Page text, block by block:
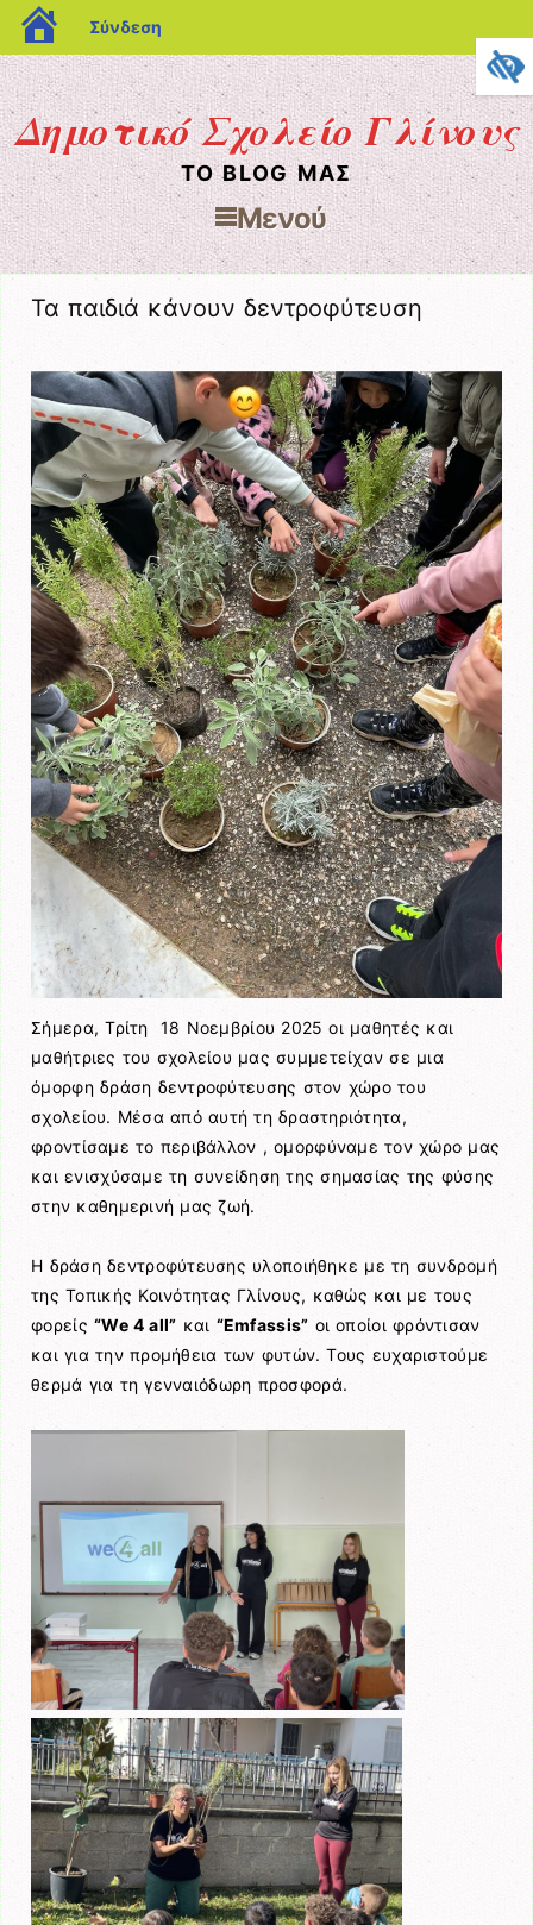
blogs.sch.gr
Σύνδεση
Δημοτικό Σχολείο Γλίνους
ΤΟ BLOG ΜΑΣ
Μενού
Μετάβαση στο περιεχόμενο
Τα παιδιά κάνουν δεντροφύτευση
Σήμερα, Τρίτη 18 Νοεμβρίου 2025 οι μαθητές και
μαθήτριες του σχολείου μας συμμετείχαν σε μια
όμορφη δράση δεντροφύτευσης στον χώρο του
σχολείου. Μέσα από αυτή τη δραστηριότητα,
φροντίσαμε το περιβάλλον , ομορφύναμε τον χώρο μας
και ενισχύσαμε τη συνείδηση της σημασίας της φύσης
στην καθημερινή μας ζωή.
Η δράση δεντροφύτευσης υλοποιήθηκε με τη συνδρομή
της Τοπικής Κοινότητας Γλίνους, καθώς και με τους
φορείς “We 4 all” και “Emfassis” οι οποίοι φρόντισαν
και για την προμήθεια των φυτών. Τους ευχαριστούμε
θερμά για τη γενναιόδωρη προσφορά.